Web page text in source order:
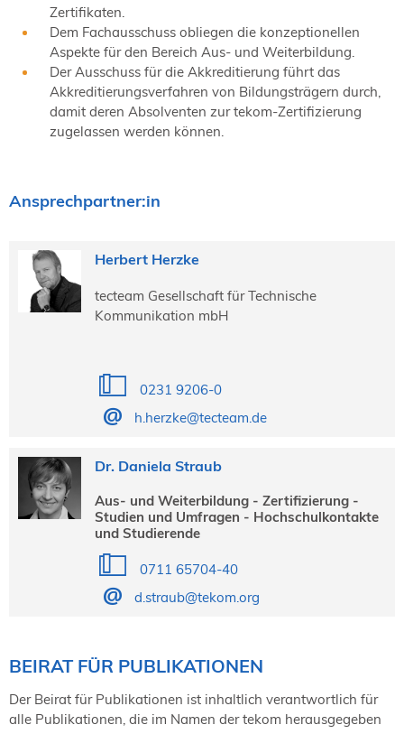
Zertifikaten.
Dem Fachausschuss obliegen die konzeptionellen
Aspekte für den Bereich Aus- und Weiterbildung.
Der Ausschuss für die Akkreditierung führt das
Akkreditierungsverfahren von Bildungsträgern durch,
damit deren Absolventen zur tekom-Zertifizierung
zugelassen werden können.
Ansprechpartner:in
Herbert Herzke
tecteam Gesellschaft für Technische
Kommunikation mbH
0231 9206-0
h.herzke@tecteam.de
Dr. Daniela Straub
Aus- und Weiterbildung - Zertifizierung -
Studien und Umfragen - Hochschulkontakte
und Studierende
0711 65704-40
d.straub@tekom.org
BEIRAT FÜR PUBLIKATIONEN
Der Beirat für Publikationen ist inhaltlich verantwortlich für
alle Publikationen, die im Namen der tekom herausgegeben